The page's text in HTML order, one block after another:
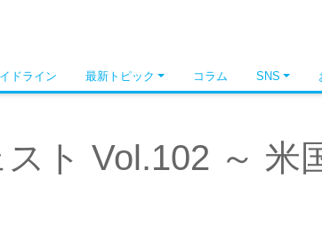
ドライン 最新トピック コラム SNS
ト Vol.102 ～ 米